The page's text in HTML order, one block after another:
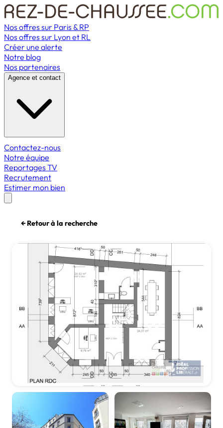
Nos offres sur Paris & RP
Nos offres sur Lyon et RL
Créer une alerte
Notre blog
Nos partenaires
Agence et contact
Contactez-nous
Notre équipe
Reportages TV
Recrutement
Estimer mon bien
← Retour à la recherche